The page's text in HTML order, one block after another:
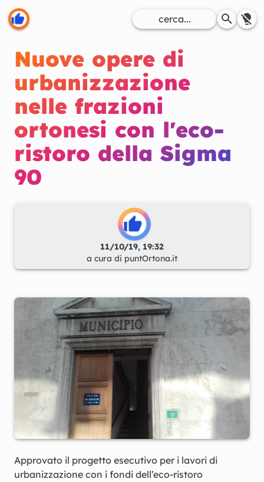
Nuove opere di
urbanizzazione
nelle frazioni
ortonesi con l'eco-
ristoro della Sigma
90
11/10/19, 19:32
a cura di puntOrtona.it
Approvato il progetto esecutivo per i lavori di
urbanizzazione con i fondi dell’eco-ristoro